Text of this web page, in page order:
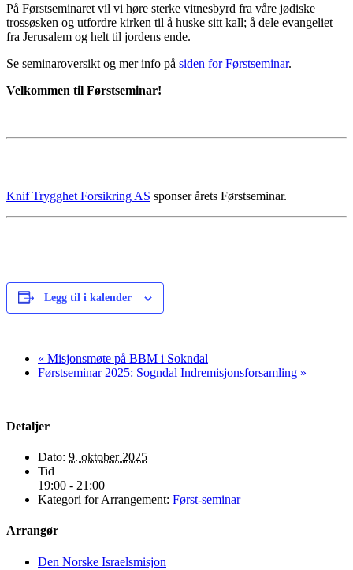
På Førstseminaret vil vi høre sterke vitnesbyrd fra våre jødiske
trossøsken og utfordre kirken til å huske sitt kall; å dele evangeliet
fra Jerusalem og helt til jordens ende.
Se seminaroversikt og mer info på siden for Førstseminar.
Velkommen til Førstseminar!
Knif Trygghet Forsikring AS sponser årets Førstseminar.
Legg til i kalender
« Misjonsmøte på BBM i Sokndal
Førstseminar 2025: Sogndal Indremisjonsforsamling »
Detaljer
Dato: 9. oktober 2025
Tid
19:00 - 21:00
Kategori for Arrangement: Først-seminar
Arrangør
Den Norske Israelsmisjon